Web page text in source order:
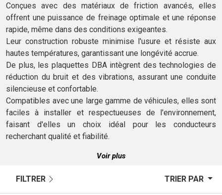
Conçues avec des matériaux de friction avancés, elles
offrent une puissance de freinage optimale et une réponse
rapide, même dans des conditions exigeantes.
Leur construction robuste minimise l'usure et résiste aux
hautes températures, garantissant une longévité accrue.
De plus, les plaquettes DBA intègrent des technologies de
réduction du bruit et des vibrations, assurant une conduite
silencieuse et confortable.
Compatibles avec une large gamme de véhicules, elles sont
faciles à installer et respectueuses de l'environnement,
faisant d'elles un choix idéal pour les conducteurs
recherchant qualité et fiabilité.
Voir plus
FILTRER TRIER PAR